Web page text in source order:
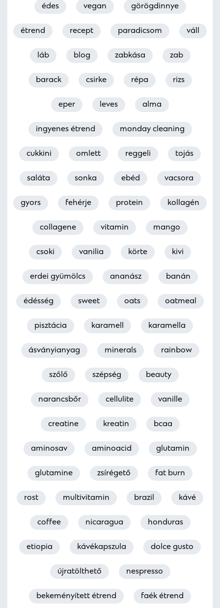
édes vegan görögdinnye
étrend recept paradicsom váll
láb blog zabkása zab
barack csirke répa rizs
eper leves alma
ingyenes étrend monday cleaning
cukkini omlett reggeli tojás
saláta sonka ebéd vacsora
gyors fehérje protein kollagén
collagene vitamin mango
csoki vanilia körte kivi
erdei gyümölcs ananász banán
édésség sweet oats oatmeal
pisztácia karamell karamella
ásványianyag minerals rainbow
szőlő szépség beauty
narancsbőr cellulite vanille
creatine kreatin bcaa
aminosav aminoacid glutamin
glutamine zsírégető fat burn
rost multivitamin brazil kávé
coffee nicaragua honduras
etiopia kávékapszula dolce gusto
újratölthető nespresso
bekeményített étrend faék étrend